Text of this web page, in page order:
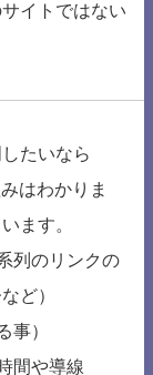
イトではない
たいなら
はわかりま
ます。
列のリンクの
ど）
事）
間や導線